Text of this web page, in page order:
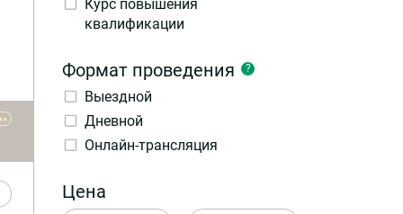
Курс повышения
квалификации
Формат проведения ?
Выездной
Дневной
Онлайн-трансляция
Цена